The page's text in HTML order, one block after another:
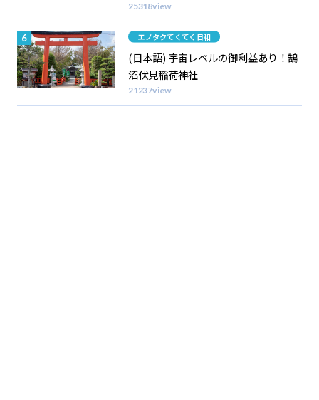
25318view
(日本語) 宇宙レベルの御利益あり！鵠
沼伏見稲荷神社
21237view
Category
エノタクてくてく日和